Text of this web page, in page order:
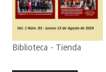
Biblioteca - Tienda